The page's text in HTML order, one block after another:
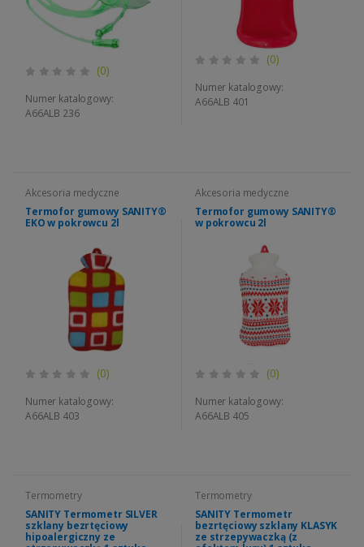
(0)
Numer katalogowy:
A66ALB 236
(0)
Numer katalogowy:
A66ALB 401
Akcesoria medyczne
Termofor gumowy SANITY®
EKO w pokrowcu 2l
(0)
Numer katalogowy:
A66ALB 403
Akcesoria medyczne
Termofor gumowy SANITY®
w pokrowcu 2l
(0)
Numer katalogowy:
A66ALB 405
Termometry
SANITY Termometr SILVER
szklany bezrtęciowy
hipoalergiczny ze
Termometry
SANITY Termometr
bezrtęciowy szklany KLASYK
ze strzepywaczką (z